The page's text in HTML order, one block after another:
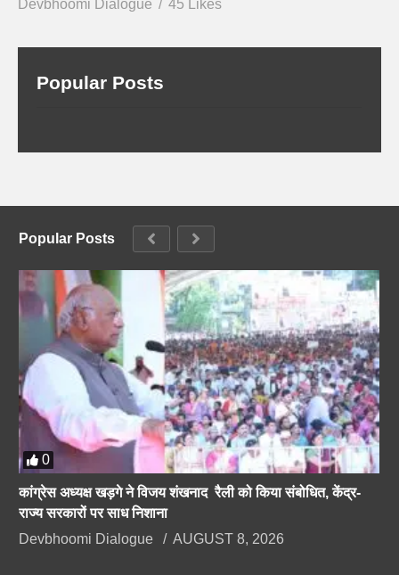
Devbhoomi Dialogue 45 Likes
Popular Posts
Popular Posts
0
कांग्रेस अध्यक्ष खड़गे ने विजय शंखनाद रैली को किया संबोधित, केंद्र-
राज्य सरकारों पर साध निशाना
Devbhoomi Dialogue
AUGUST 8, 2026